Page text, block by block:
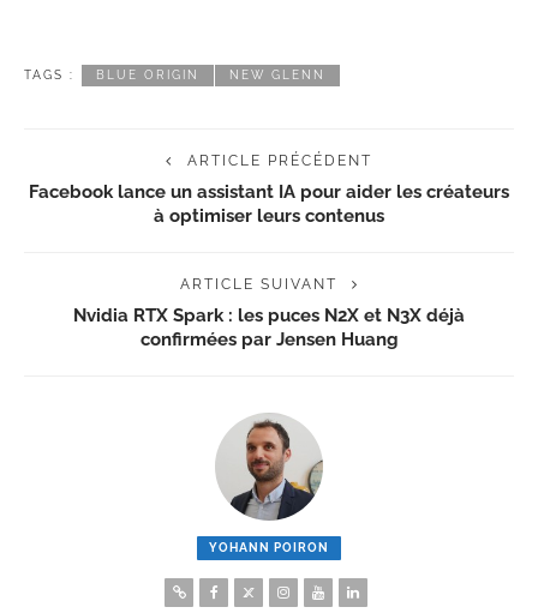
TAGS : BLUE ORIGIN NEW GLENN
ARTICLE PRÉCÉDENT
Facebook lance un assistant IA pour aider les créateurs
à optimiser leurs contenus
ARTICLE SUIVANT
Nvidia RTX Spark : les puces N2X et N3X déjà
confirmées par Jensen Huang
YOHANN POIRON